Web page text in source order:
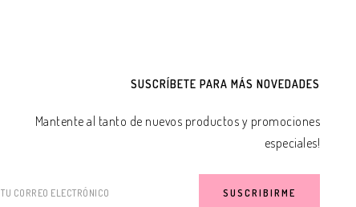
SUSCRÍBETE PARA MÁS NOVEDADES
Mantente al tanto de nuevos productos y promociones
especiales!
TU CORREO ELECTRÓNICO